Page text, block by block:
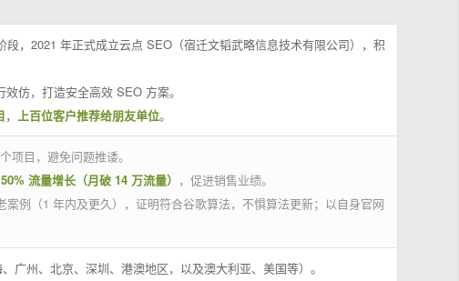
，2021 年正式成立云点 SEO（宿迁文韬武略信息技术有限公司），积
仿，打造安全高效 SEO 方案。
， 上百位客户推荐给朋友单位。
项目，避免问题推诿。
流量增长（月破 14 万流量） ，促进销售业绩。
案例（1 年内及更久），证明符合谷歌算法，不惧算法更新；以自身官网
广州、北京、深圳、港澳地区，以及澳大利亚、美国等）。